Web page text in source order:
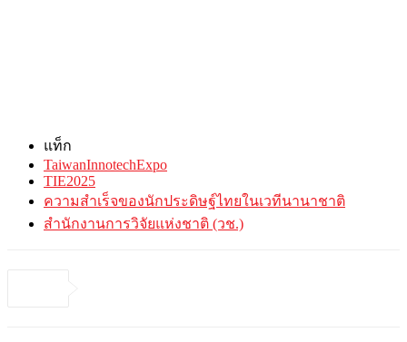
แท็ก
TaiwanInnotechExpo
TIE2025
ความสำเร็จของนักประดิษฐ์ไทยในเวทีนานาชาติ
สำนักงานการวิจัยแห่งชาติ (วช.)